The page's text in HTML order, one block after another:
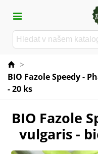
>
BIO Fazole Speedy -
- 20 ks
BIO Fazole
vulgaris -